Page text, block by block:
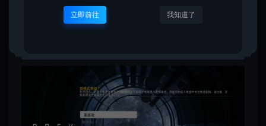
处理器: Intel i7-2600K, AMD FX-8350
内存: 16 GB RAM
立即前往 我知道了